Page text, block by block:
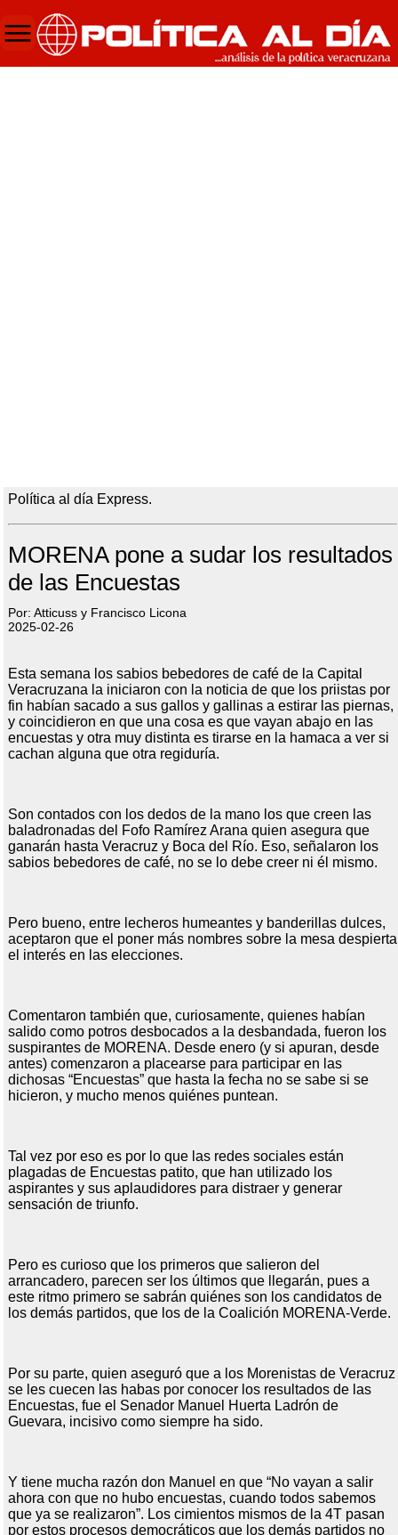
Política al día Express.
MORENA pone a sudar los resultados
de las Encuestas
Por: Atticuss y Francisco Licona
2025-02-26
Esta semana los sabios bebedores de café de la Capital
Veracruzana la iniciaron con la noticia de que los priistas por
fin habían sacado a sus gallos y gallinas a estirar las piernas,
y coincidieron en que una cosa es que vayan abajo en las
encuestas y otra muy distinta es tirarse en la hamaca a ver si
cachan alguna que otra regiduría.
Son contados con los dedos de la mano los que creen las
baladronadas del Fofo Ramírez Arana quien asegura que
ganarán hasta Veracruz y Boca del Río. Eso, señalaron los
sabios bebedores de café, no se lo debe creer ni él mismo.
Pero bueno, entre lecheros humeantes y banderillas dulces,
aceptaron que el poner más nombres sobre la mesa despierta
el interés en las elecciones.
Comentaron también que, curiosamente, quienes habían
salido como potros desbocados a la desbandada, fueron los
suspirantes de MORENA. Desde enero (y si apuran, desde
antes) comenzaron a placearse para participar en las
dichosas “Encuestas” que hasta la fecha no se sabe si se
hicieron, y mucho menos quiénes puntean.
Tal vez por eso es por lo que las redes sociales están
plagadas de Encuestas patito, que han utilizado los
aspirantes y sus aplaudidores para distraer y generar
sensación de triunfo.
Pero es curioso que los primeros que salieron del
arrancadero, parecen ser los últimos que llegarán, pues a
este ritmo primero se sabrán quiénes son los candidatos de
los demás partidos, que los de la Coalición MORENA-Verde.
Por su parte, quien aseguró que a los Morenistas de Veracruz
se les cuecen las habas por conocer los resultados de las
Encuestas, fue el Senador Manuel Huerta Ladrón de
Guevara, incisivo como siempre ha sido.
Y tiene mucha razón don Manuel en que “No vayan a salir
ahora con que no hubo encuestas, cuando todos sabemos
que ya se realizaron”. Los cimientos mismos de la 4T pasan
por estos procesos democráticos que los demás partidos no